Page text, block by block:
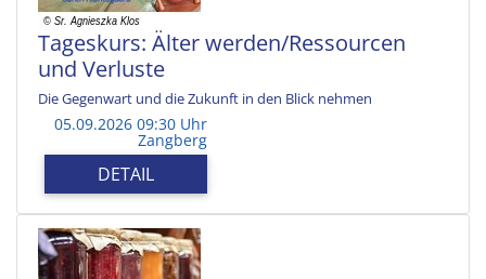
Tageskurs: Älter werden/Ressourcen
und Verluste
Die Gegenwart und die Zukunft in den Blick nehmen
05.09.2026 09:30 Uhr
Zangberg
DETAIL